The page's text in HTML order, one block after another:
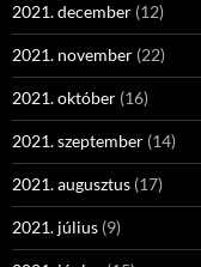
2021. december (12)
2021. november (22)
2021. október (16)
2021. szeptember (14)
2021. augusztus (17)
2021. július (9)